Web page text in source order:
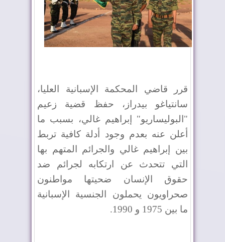
قرر قاضي المحكمة الإسبانية العليا،
سانتياغو بيدراز، حفظ قضية زعيم
"البوليساريو" إبراهيم غالي، بسبب ما
أعلن عنه بعدم وجود أدلة كافية تربط
بين إبراهيم غالي والجرائم المتهم بها
التي تتحدث عن ارتكابه لجرائم ضد
حقوق الإنسان ضحيتها مواطنون
صحراويون يحملون الجنسية الإسبانية
ما بين 1975 و 1990.